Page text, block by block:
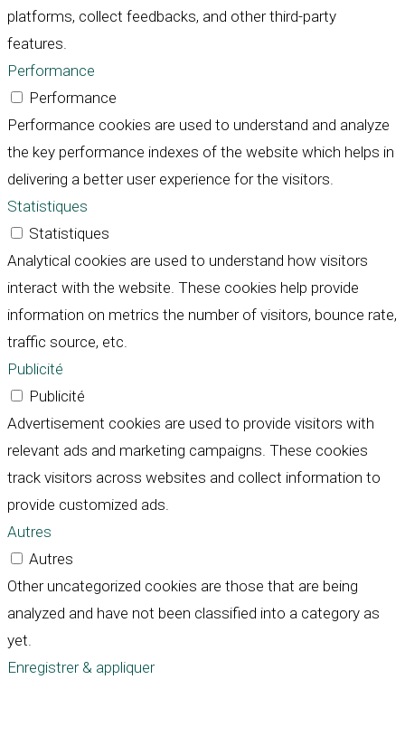
platforms, collect feedbacks, and other third-party
features.
Performance
Performance
Performance cookies are used to understand and analyze
the key performance indexes of the website which helps in
delivering a better user experience for the visitors.
Statistiques
Statistiques
Analytical cookies are used to understand how visitors
interact with the website. These cookies help provide
information on metrics the number of visitors, bounce rate,
traffic source, etc.
Publicité
Publicité
Advertisement cookies are used to provide visitors with
relevant ads and marketing campaigns. These cookies
track visitors across websites and collect information to
provide customized ads.
Autres
Autres
Other uncategorized cookies are those that are being
analyzed and have not been classified into a category as
yet.
Enregistrer & appliquer